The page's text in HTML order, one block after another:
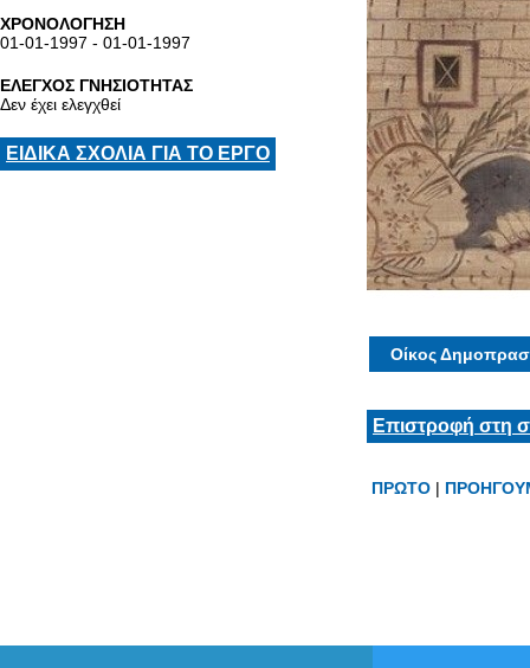
ΧΡΟΝΟΛΟΓΗΣΗ
01-01-1997 - 01-01-1997
ΕΛΕΓΧΟΣ ΓΝΗΣΙΟΤΗΤΑΣ
Δεν έχει ελεγχθεί
ΕΙΔΙΚΑ ΣΧΟΛΙΑ ΓΙΑ ΤΟ ΕΡΓΟ
Οίκος
Επιστροφή στη
ΠΡΩΤΟ |